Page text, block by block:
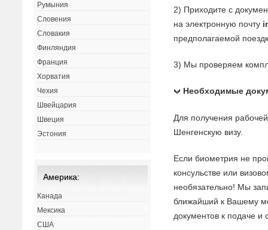
2) Приходите с
на электронную почту
предполагаемой
3) Мы проверяем
Необходимые
Для получения
Шенгенскую визу.
Если биометрия не
консульстве или
необязательно! Мы
ближайший к Вашему
документов к подаче и
Румыния
Словения
Словакия
Финляндия
Франция
Хорватия
Чехия
Швейцария
Швеция
Эстония
Америка:
Канада
Мексика
США